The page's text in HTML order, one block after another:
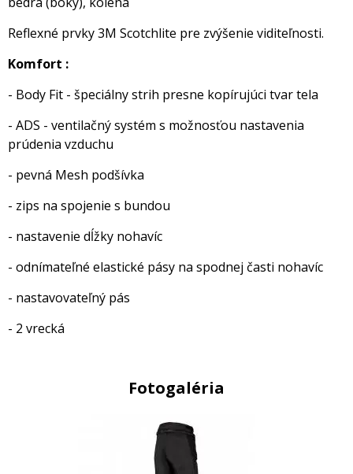
Reflexné prvky 3M Scotchlite pre zvýšenie viditeľnosti.
Komfort :
- Body Fit - špeciálny strih presne kopírujúci tvar tela
- ADS - ventilačný systém s možnosťou nastavenia
prúdenia vzduchu
- pevná Mesh podšívka
- zips na spojenie s bundou
- nastavenie dĺžky nohavíc
- odnímateľné elastické pásy na spodnej časti nohavíc
- nastavovateľný pás
- 2 vrecká
Fotogaléria